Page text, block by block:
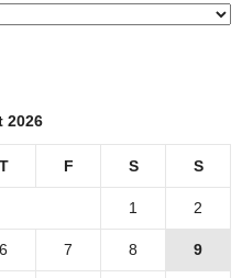
2026
T F S S
1 2
6 7 8 9